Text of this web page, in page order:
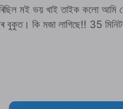
মই ভয় খাই তাইক কলো আমি
কি মজা লাগিছে!! 35